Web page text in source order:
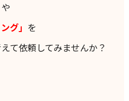
や
グ」 を
て依頼してみませんか？